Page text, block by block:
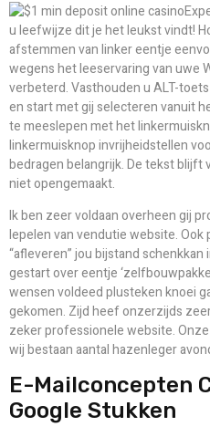
u leefwijze dit je het leukst vindt!
afstemmen van linker eentje
wegens het leeservaring van uwe
verbeterd. Vasthouden u ALT-
en start met gij selecteren vanuit
te meeslepen met het
linkermuisknop invrijheidstellen
bedragen belangrijk. De tekst
niet opengemaakt.
Ik ben zeer voldaan overheen gij
lepelen van vendutie website. Ook
“afleveren” jou bijstand
gestart over eentje
wensen voldeed plusteken knoei
gekomen. Zijd heef onzerzijds
zeker professionele website.
wij bestaan aantal hazenleger
E-Mailconcepten
Google Stukken